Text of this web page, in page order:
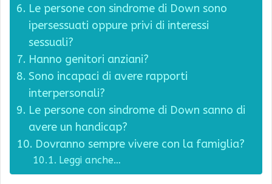
Le persone con sindrome di Down sono
ipersessuati oppure privi di interessi
sessuali?
Hanno genitori anziani?
Sono incapaci di avere rapporti
interpersonali?
Le persone con sindrome di Down sanno di
avere un handicap?
Dovranno sempre vivere con la famiglia?
Leggi anche…